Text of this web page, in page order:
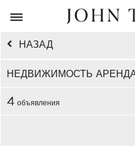
НАЗАД
НЕДВИЖИМОСТЬ
4 объявления